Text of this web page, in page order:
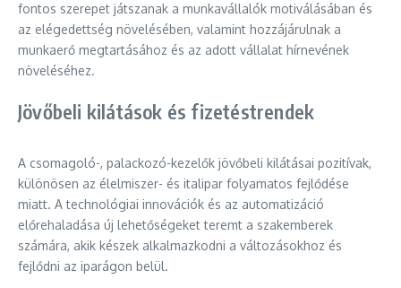
fontos szerepet játszanak a munkavállalók motiválásában és
az elégedettség növelésében, valamint hozzájárulnak a
munkaerő megtartásához és az adott vállalat hírnevének
növeléséhez.
Jövőbeli kilátások és fizetéstrendek
A csomagoló-, palackozó-kezelők jövőbeli kilátásai pozitívak,
különösen az élelmiszer- és italipar folyamatos fejlődése
miatt. A technológiai innovációk és az automatizáció
előrehaladása új lehetőségeket teremt a szakemberek
számára, akik készek alkalmazkodni a változásokhoz és
fejlődni az iparágon belül.